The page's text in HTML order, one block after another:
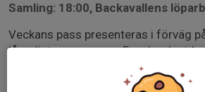
Samling: 18:00, Backavallens
Veckans pass presenteras i förväg
långdistansgruppens Facebook-sida.
Katrineholm SK Långdistans på